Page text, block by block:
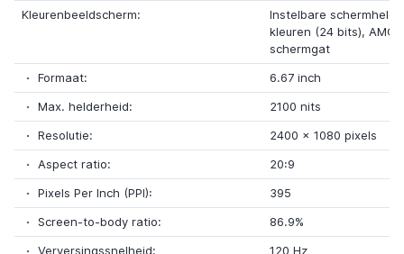
Kleurenbeeldscherm:
Instelbare
kleuren (24 bits),
schermgat
Formaat:
6.67 inch
Max. helderheid:
2100 nits
Resolutie:
2400 x 1080 pixels
Aspect ratio:
20:9
Pixels Per Inch (PPI):
395
Screen-to-body ratio:
86.9%
Verversingssnelheid:
120 Hz